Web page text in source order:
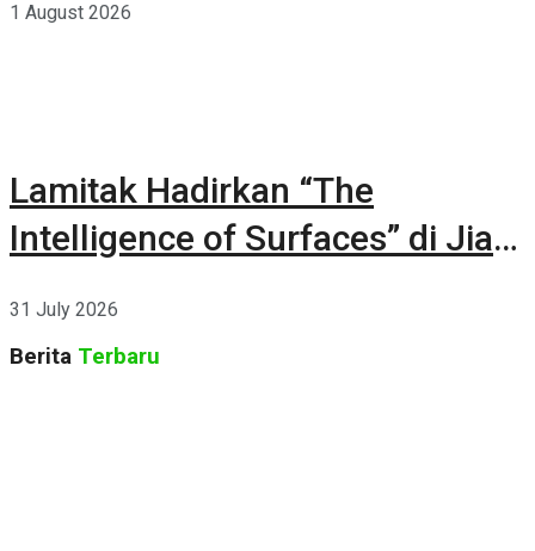
1 August 2026
Lamitak Hadirkan “The
Intelligence of Surfaces” di Jia
31 July 2026
Berita Terbaru